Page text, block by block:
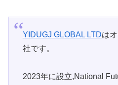
YIDUGJ GLOBAL LTDは
社です。
2023年に設立,National